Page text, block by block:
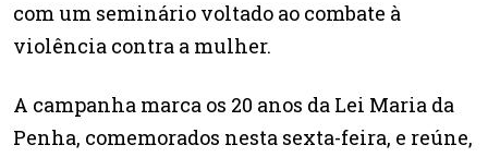
com um seminário voltado ao combate à
violência contra a mulher.
A campanha marca os 20 anos da Lei Maria da
Penha, comemorados nesta sexta-feira, e reúne,